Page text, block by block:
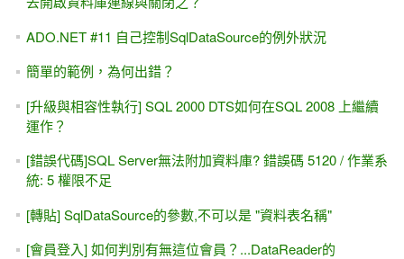
介面
(.NET Core) Microsoft.Data.SqlClient 與 (.NET Framework)
System.Data.SqlClient
ASP.NET 教學 - 前端特效輕鬆學 - 只要「複製＋貼上」就能
學 (9.9小時)
買書自修？或是上課？ -- 找出 適合 自己的學習胃口更重要！
ASP.NET MVC + WebForm雙範例 - WebAPI / WCF / Web
Service線上教學(7.5小時)